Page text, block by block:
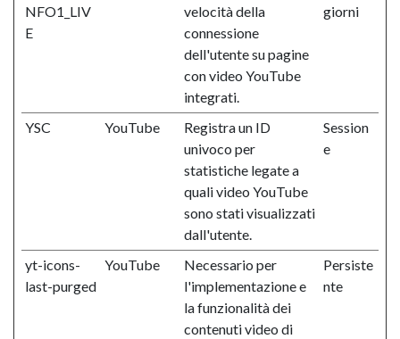
NFO1_LIV
E
velocità della
connessione
dell'utente su pagine
con video YouTube
integrati.
giorni
YSC YouTube
Registra un ID
univoco per
statistiche legate a
quali video YouTube
sono stati visualizzati
dall'utente.
Session
e
yt-icons-
last-purged
YouTube
Necessario per
l'implementazione e
la funzionalità dei
contenuti video di
Persiste
nte